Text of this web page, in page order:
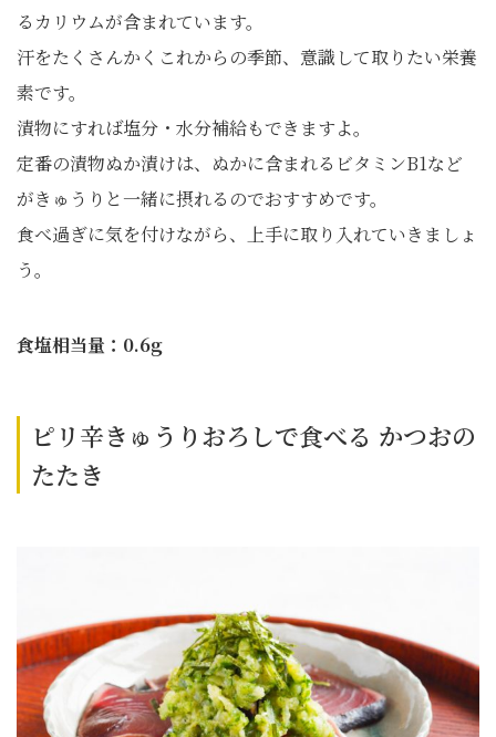
るカリウムが含まれています。
汗をたくさんかくこれからの季節、意識して取りたい栄養
素です。
漬物にすれば塩分・水分補給もできますよ。
定番の漬物ぬか漬けは、ぬかに含まれるビタミンB1など
がきゅうりと一緒に摂れるのでおすすめです。
食べ過ぎに気を付けながら、上手に取り入れていきましょ
う。
食塩相当量：0.6g
ピリ辛きゅうりおろしで食べる かつおの
たたき